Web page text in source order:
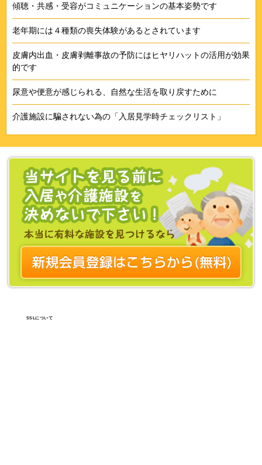
傾聴・共感・受容がコミュニケーションの基本姿勢です
老年期には４種類の喪失体験があるとされています
皮膚内出血・皮膚剥離事故の予防にはヒヤリハットの活用が効果
的です
尿意や便意が感じられる、自然な生活を取り戻すために
介護施設に騙されない為の「入居見学時チェックリスト」
SSLについて